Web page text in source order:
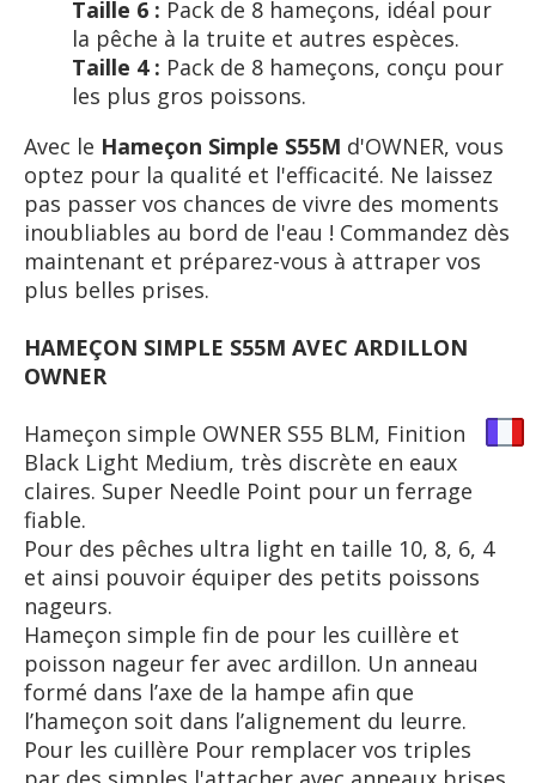
Taille 6 : Pack de 8 hameçons, idéal pour
la pêche à la truite et autres espèces.
Taille 4 : Pack de 8 hameçons, conçu pour
les plus gros poissons.
Avec le Hameçon Simple S55M d'OWNER, vous
optez pour la qualité et l'efficacité. Ne laissez
pas passer vos chances de vivre des moments
inoubliables au bord de l'eau ! Commandez dès
maintenant et préparez-vous à attraper vos
plus belles prises.
HAMEÇON SIMPLE S55M AVEC ARDILLON
OWNER
Hameçon simple OWNER S55 BLM, Finition
Black Light Medium, très discrète en eaux
claires. Super Needle Point pour un ferrage
fiable.
Pour des pêches ultra light en taille 10, 8, 6, 4
et ainsi pouvoir équiper des petits poissons
nageurs.
Hameçon simple fin de pour les cuillère et
poisson nageur fer avec ardillon. Un anneau
formé dans l’axe de la hampe afin que
l’hameçon soit dans l’alignement du leurre.
Pour les cuillère Pour remplacer vos triples